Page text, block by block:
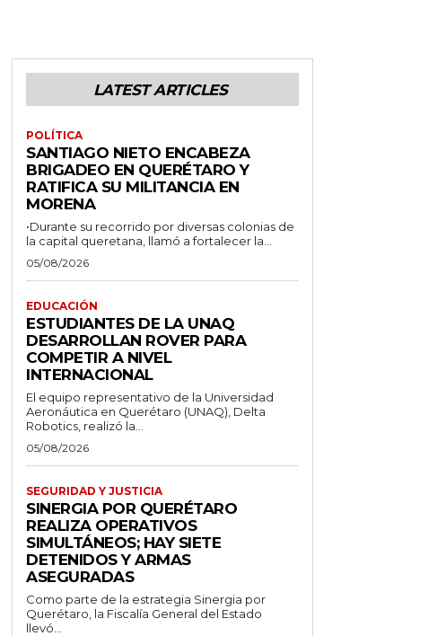
LATEST ARTICLES
POLÍTICA
SANTIAGO NIETO ENCABEZA
BRIGADEO EN QUERÉTARO Y
RATIFICA SU MILITANCIA EN
MORENA
•Durante su recorrido por diversas colonias de
la capital queretana, llamó a fortalecer la...
05/08/2026
EDUCACIÓN
ESTUDIANTES DE LA UNAQ
DESARROLLAN ROVER PARA
COMPETIR A NIVEL
INTERNACIONAL
El equipo representativo de la Universidad
Aeronáutica en Querétaro (UNAQ), Delta
Robotics, realizó la...
05/08/2026
SEGURIDAD Y JUSTICIA
SINERGIA POR QUERÉTARO
REALIZA OPERATIVOS
SIMULTÁNEOS; HAY SIETE
DETENIDOS Y ARMAS
ASEGURADAS
Como parte de la estrategia Sinergia por
Querétaro, la Fiscalía General del Estado
llevó...